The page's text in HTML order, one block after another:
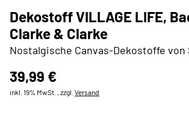
Dekostoff VILLAGE LIFE,
Clarke & Clarke
Nostalgische Canvas-Dekostoffe von
39,99 €
inkl. 19% MwSt. , zzgl. Versand